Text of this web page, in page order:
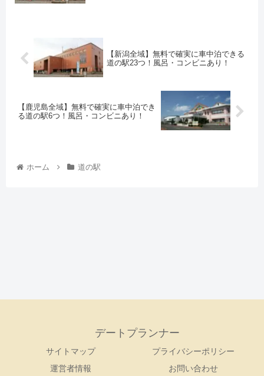
【新潟全域】無料で確実に車中泊できる
道の駅23つ！風呂・コンビニあり！
【鹿児島全域】無料で確実に車中泊でき
る道の駅6つ！風呂・コンビニあり！
ホーム 道の駅
デートプランナー
サイトマップ
プライバシーポリシー
運営者情報
お問い合わせ